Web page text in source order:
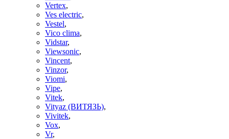
Vertex,
Ves electric,
Vestel,
Vico clima,
Vidstar,
Viewsonic,
Vincent,
Vinzor,
Viomi,
Vipe,
Vitek,
Vityaz (ВИТЯЗЬ),
Vivitek,
Vox,
Vr,